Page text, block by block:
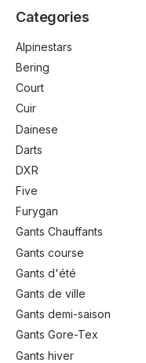
Categories
Alpinestars
Bering
Court
Cuir
Dainese
Darts
DXR
Five
Furygan
Gants Chauffants
Gants course
Gants d'été
Gants de ville
Gants demi-saison
Gants Gore-Tex
Gants hiver